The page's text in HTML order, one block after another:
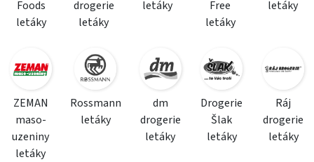
Foods
letáky
drogerie
letáky
letáky
Free
letáky
letáky
ZEMAN
maso-
uzeniny
letáky
Rossmann
letáky
dm
drogerie
letáky
Drogerie
Šlak
letáky
Ráj
drogerie
letáky